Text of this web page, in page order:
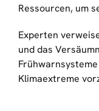
Ressourcen, um
Experten
und das
Klimaextreme